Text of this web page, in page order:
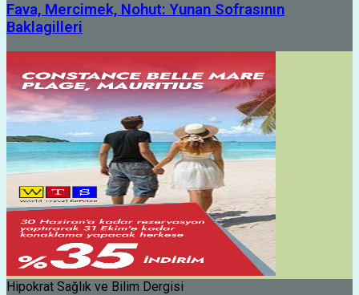
Fava, Mercimek, Nohut: Yunan Sofrasının
Baklagilleri
Hipokrat Sağlık ve Bilim Dergisi